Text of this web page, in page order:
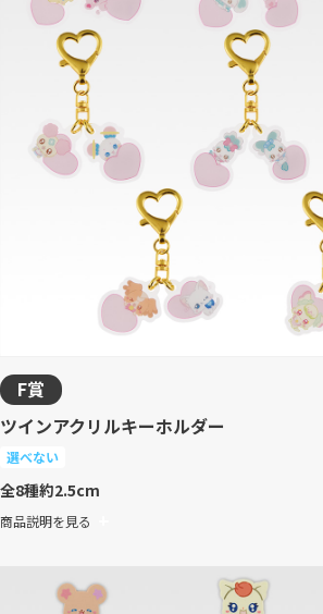
F賞
ツインアクリルキーホルダー
選べない
全8種約2.5cm
商品説明を見る